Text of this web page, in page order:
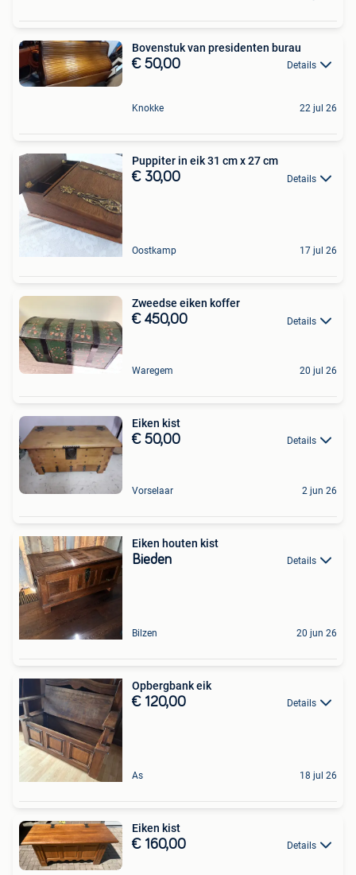
Bovenstuk van presidenten burau
€ 50,00 Details
Knokke 22 jul 26
Puppiter in eik 31 cm x 27 cm
€ 30,00 Details
Oostkamp 17 jul 26
Zweedse eiken koffer
€ 450,00 Details
Waregem 20 jul 26
Eiken kist
€ 50,00 Details
Vorselaar 2 jun 26
Eiken houten kist
Bieden Details
Bilzen 20 jun 26
Opbergbank eik
€ 120,00 Details
As 18 jul 26
Eiken kist
€ 160,00 Details